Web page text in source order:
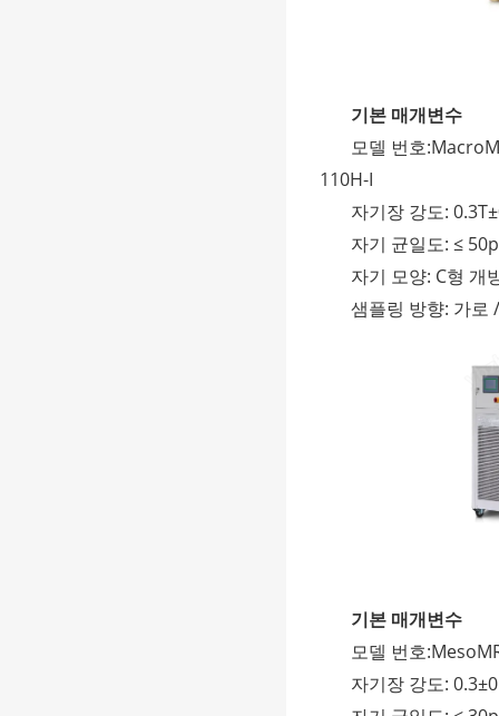
기본 매개변수
모델 번호
110H-I
자기장 강도:
자기 균일도: ≤
자기 모양: C형 개
샘플링 방향: 가로
기본 매개변수
모델 번호
자기장 강도: